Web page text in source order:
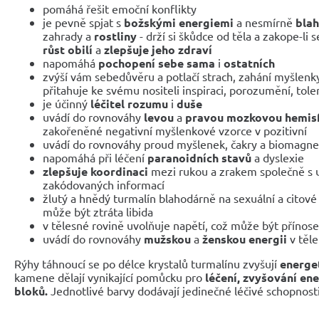
pomáhá řešit emoční konflikty
je pevně spjat s božskými energiemi a nesmírně
zahrady a rostliny - drží si škůdce od těla a zakope-li
růst obilí a zlepšuje jeho zdraví
napomáhá pochopení sebe sama i ostatních
zvýší vám sebedůvěru a potlačí strach, zahání
přitahuje ke svému nositeli inspiraci, porozumění,
je účinný léčitel rozumu i duše
uvádí do rovnováhy levou a pravou mozkovou
zakořeněné negativní myšlenkové vzorce v pozitivní
uvádí do rovnováhy proud myšlenek, čakry a
napomáhá při léčení paranoidních stavů a dyslexie
zlepšuje koordinaci mezi rukou a zrakem společně s
zakódovaných informací
žlutý a hnědý turmalín blahodárně na sexuální a
může být ztráta libida
v tělesné rovině uvolňuje napětí, což může být
uvádí do rovnováhy mužskou a ženskou energii v těle
Rýhy táhnoucí se po délce krystalů turmalínu zvyšují
kamene dělají vynikající pomůcku pro léčení, zvyšování
bloků. Jednotlivé barvy dodávají jedinečné léčivé